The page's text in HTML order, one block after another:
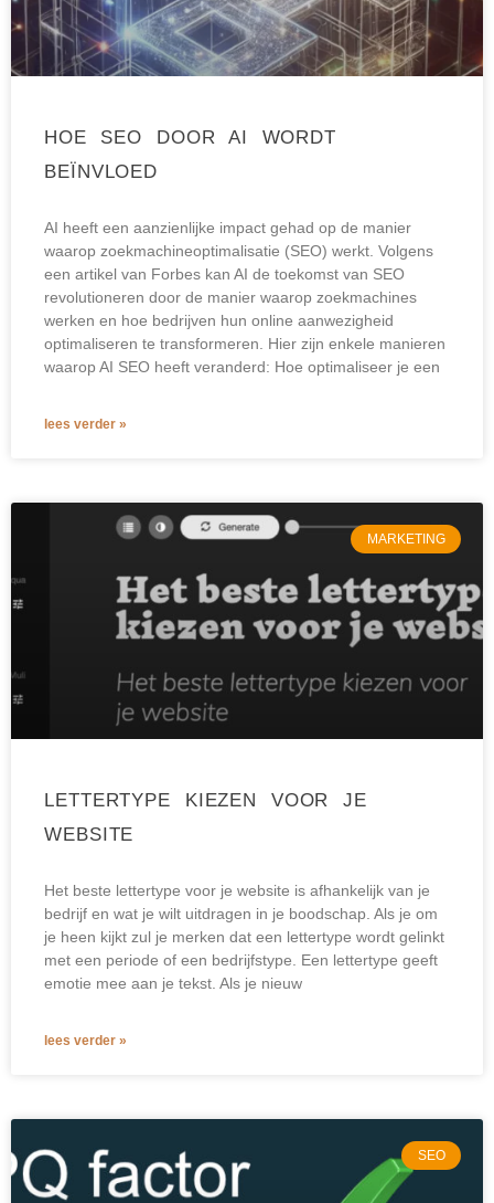
HOE SEO DOOR AI WORDT
BEÏNVLOED
AI heeft een aanzienlijke impact gehad op de manier
waarop zoekmachineoptimalisatie (SEO) werkt. Volgens
een artikel van Forbes kan AI de toekomst van SEO
revolutioneren door de manier waarop zoekmachines
werken en hoe bedrijven hun online aanwezigheid
optimaliseren te transformeren. Hier zijn enkele manieren
waarop AI SEO heeft veranderd: Hoe optimaliseer je een
lees verder »
MARKETING
LETTERTYPE KIEZEN VOOR JE
WEBSITE
Het beste lettertype voor je website is afhankelijk van je
bedrijf en wat je wilt uitdragen in je boodschap. Als je om
je heen kijkt zul je merken dat een lettertype wordt gelinkt
met een periode of een bedrijfstype. Een lettertype geeft
emotie mee aan je tekst. Als je nieuw
lees verder »
SEO